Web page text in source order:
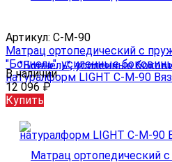
Артикул: С-M-90
Матрац ортопедический с
"Боннель", усиленные
натуралформ LIGHT С-M-90
В наличии
12 096₽
Купить